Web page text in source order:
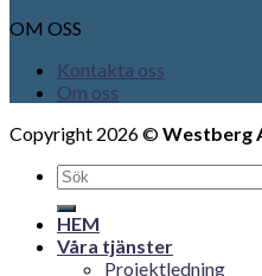
OM OSS
Kontakta oss
Om oss
Copyright 2026 ©Westberg
HEM
Våra tjänster
Projektledning